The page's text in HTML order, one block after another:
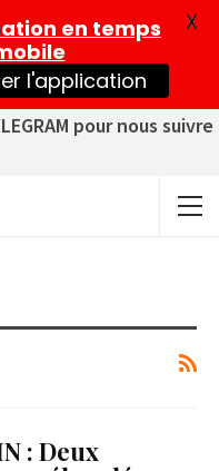
pour nous suivre
: Deux
en temps
l'application
X